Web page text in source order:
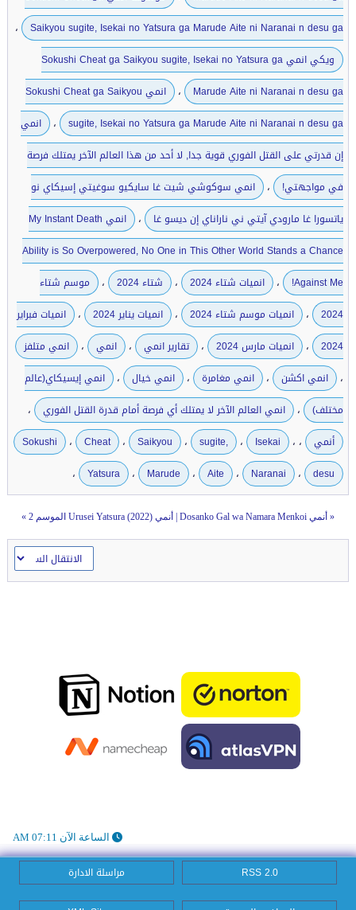
Saikyou sugite, Isekai no Yatsura ga Marude Aite ni Naranai n desu ga
،
ويكي انمي Sokushi Cheat ga Saikyou sugite, Isekai no Yatsura ga
Marude Aite ni Naranai n desu ga
،
انمي Sokushi Cheat ga Saikyou
sugite, Isekai no Yatsura ga Marude Aite ni Naranai n desu ga
،
انمي
إن قدرتي على القتل الفوري قوية جدا, لا أحد من هذا العالم الآخر يمتلك فرصة
في مواجهتي!
،
انمي سوكوشي شيت غا سايكيو سوغيتي إسيكاي نو
ياتسورا غا مارودي آيتي ني ناراناي إن ديسو غا
،
انمي My Instant Death
Ability is So Overpowered, No One in This Other World Stands a Chance
Against Me!
، انميات شتاء 2024 ، شتاء 2024 ،
موسم شتاء
2024
، انميات موسم شتاء 2024 ، انميات يناير 2024 ،
انميات فبراير
2024
، انميات مارس 2024 ، تقارير انمي ، انمي ، انمي متلفز
، انمي اكشن ، انمي مغامرة ، انمي خيال ،
انمي إيسيكاي(عالم
مختلف)
، انمي العالم الآخر لا يمتلك أي فرصة أمام قدرة القتل الفوري ،
أنمي ، Sokushi ، Cheat ، Saikyou ، sugite, ، Isekai ،
Yatsura ، Marude ، Aite ، Naranai ، desu ،
« أنمي Dosanko Gal wa Namara Menkoi أنمي Urusei Yatsura (2022) الموسم 2 »
الساعة الآن 07:11 AM
RSS 2.0 مراسلة الادارة